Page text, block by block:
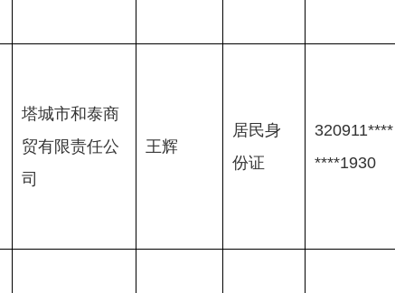
塔城市和泰商
贸有限责任公
司
王辉
居民身
份证
320911****
****1930